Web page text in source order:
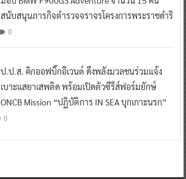
สนับสนุนภารกิจตำรวจจราจรโครงการพระราชดำริ
0
ป.ป.ส. คิกออฟบิ๊กอีเวนต์ ดึงพลังมวลชนร่วมแจ้ง
เบาะแสยาเสพติด พร้อมเปิดตัวซีรีส์ฟอร์มยักษ์
ONCB Mission “ปฏิบัติการ IN SEA บุกเกาะนรก”
0